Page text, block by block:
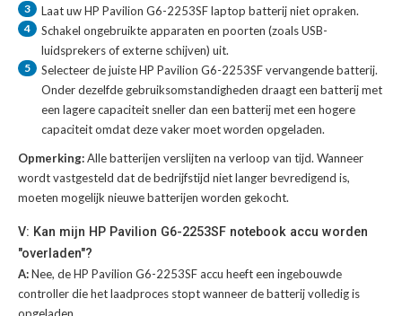
3 Laat uwHP Pavilion G6-2253SF laptop batterijniet opraken.
4
Schakel ongebruikte apparaten en poorten (zoals USB-
luidsprekers of externe schijven) uit.
5 Selecteer de juisteHP Pavilion G6-2253SF vervangende batterij.
Onder dezelfde gebruiksomstandigheden draagt een batterij met
een lagere capaciteit sneller dan een batterij met een hogere
capaciteit omdat deze vaker moet worden opgeladen.
Opmerking:Alle batterijen verslijten na verloop van tijd. Wanneer
wordt vastgesteld dat de bedrijfstijd niet langer bevredigend is,
moeten mogelijk nieuwe batterijen worden gekocht.
V: Kan mijn HP Pavilion G6-2253SF notebook accu worden
"overladen"?
A:Nee, de HP Pavilion G6-2253SF accu heeft een ingebouwde
controller die het laadproces stopt wanneer de batterij volledig is